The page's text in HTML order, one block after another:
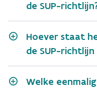
de SUP-
Hoever staat
de SUP-richtlijn
Welke